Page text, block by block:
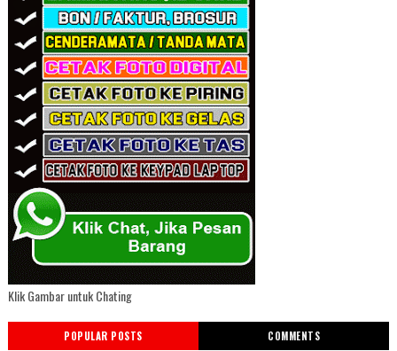
Klik Gambar untuk Chating
POPULAR POSTS COMMENTS